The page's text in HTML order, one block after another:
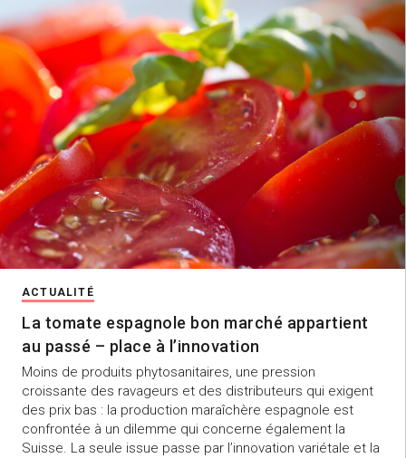
ACTUALITÉ
La tomate espagnole bon marché appartient
au passé – place à l’innovation
Moins de produits phytosanitaires, une pression
croissante des ravageurs et des distributeurs qui exigent
des prix bas : la production maraîchère espagnole est
confrontée à un dilemme qui concerne également la
Suisse. La seule issue passe par l’innovation variétale et la